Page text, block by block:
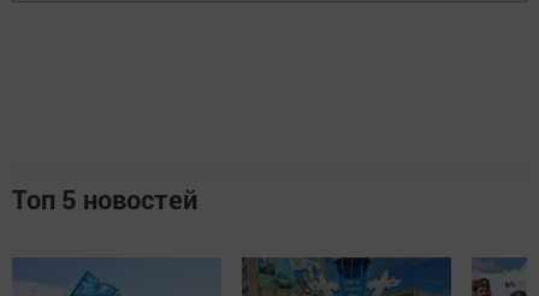
Топ 5 новостей